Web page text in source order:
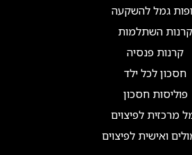
גמל להשקעה
קרנות השתלמות
קרנות פנסיה
חסכון לכל ילד
פוליסות חסכון
מרכזית לפיצוים
ואישית לפיצוים